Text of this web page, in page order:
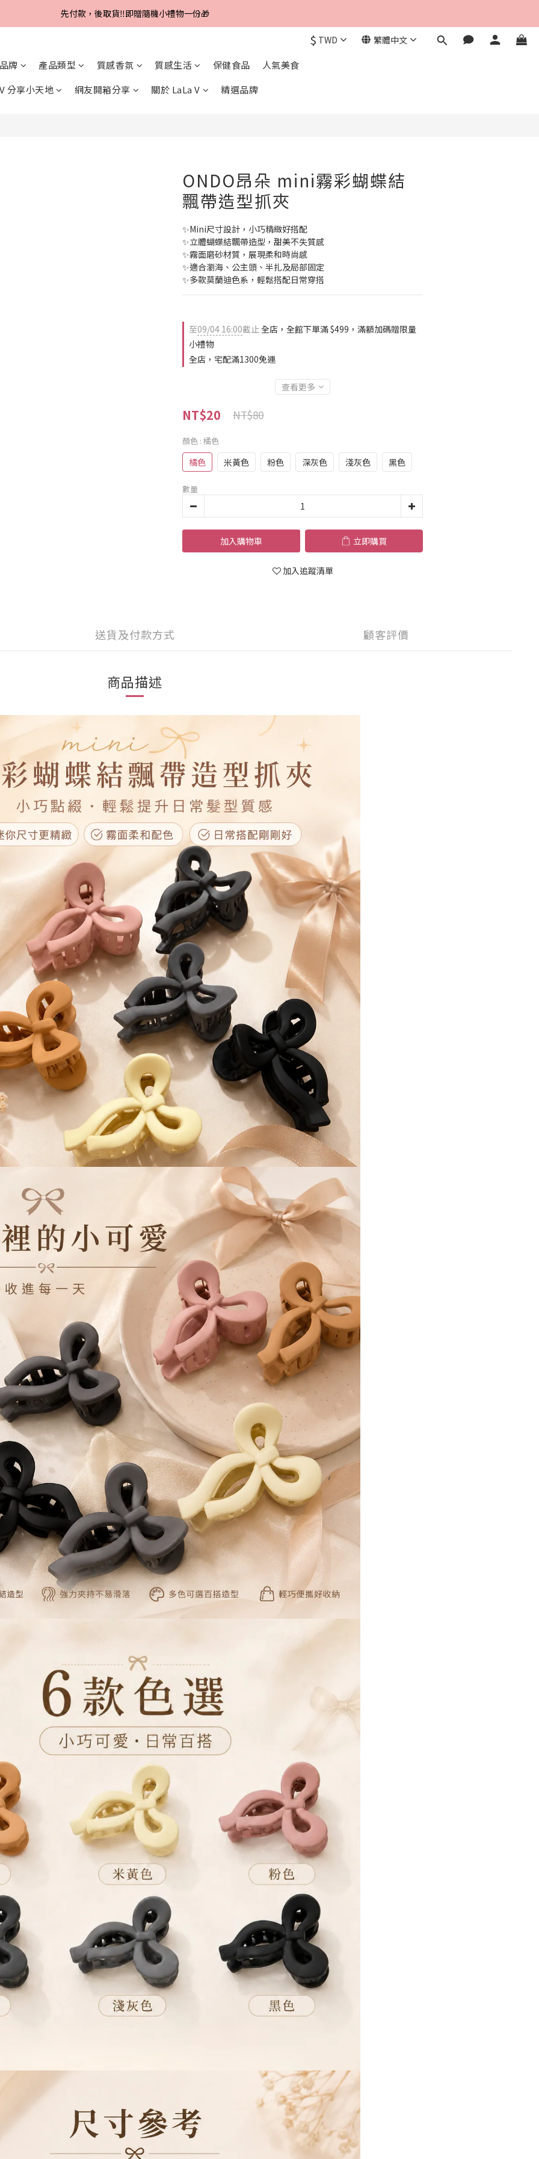
Line好友招募中，首購、回購皆贈100元
先付款，後取貨‼️即贈隨機小禮物一份🎁
$ TWD 繁體中文
牌 產品類型 質感香氛 質感生活 保健食品
人氣美食
分享小天地
網友開箱分享 關於 LaLa V 精選品牌
ONDO昂朵 mini霧彩蝴蝶結
飄帶造型抓夾
✨Mini尺寸設計，小巧精緻好搭配
✨立體蝴蝶結飄帶造型，甜美不失質感
✨霧面磨砂材質，展現柔和時尚感
✨適合瀏海、公主頭、半扎及局部固定
✨多款莫蘭迪色系，輕鬆搭配日常穿搭
至09/04 16:00截止全店，全館下單滿 $499，滿額加碼贈限量
小禮物
全店，宅配滿1300免運
查看更多
NT$20 NT$80
顏色 : 橘色
橘色 米黃色 粉色 深灰色 淺灰色 黑色
數量
加入購物車 立即購買
加入追蹤清單
送貨及付款方式 顧客評價
商品描述
立即購買